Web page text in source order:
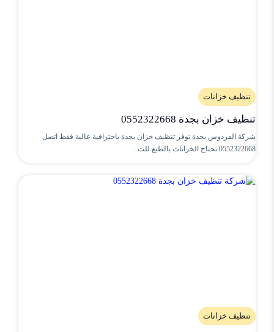
تنظيف خزانات
تنظيف خزان بجدة 0552322668
شركة الفردوس بجدة توفر تنظيف خزان بجدة باحترافية عالية فقط اتصل
0552322668 تحتاج الخزانات بالطبع للت..
تنظيف خزانات